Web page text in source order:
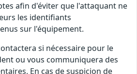
afin d'éviter que l'attaquant ne
les identifiants
sur l'équipement.
si nécessaire pour le
ou vous communiquera des
En cas de suspicion de